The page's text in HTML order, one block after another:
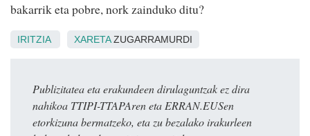
bakarrik eta pobre, nork zainduko ditu?
IRITZIA XARETAZUGARRAMURDI
Publizitatea eta erakundeen dirulaguntzak ez dira
nahikoa TTIPI-TTAPAren eta ERRAN.EUSen
etorkizuna bermatzeko, eta zu bezalako irakurleen